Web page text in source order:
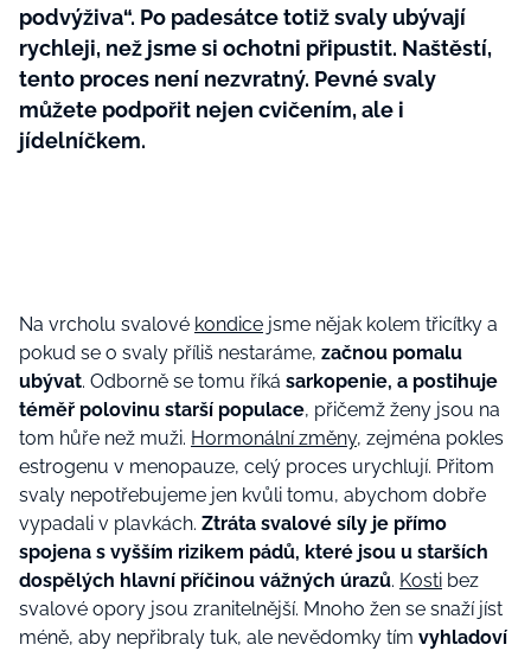
podvýživa“. Po padesátce totiž svaly ubývají
rychleji, než jsme si ochotni připustit. Naštěstí,
tento proces není nezvratný. Pevné svaly
můžete podpořit nejen cvičením, ale i
jídelníčkem.
Na vrcholu svalové kondice jsme nějak kolem třicítky a
pokud se o svaly příliš nestaráme, začnou pomalu
ubývat. Odborně se tomu říká sarkopenie, a postihuje
téměř polovinu starší populace, přičemž ženy jsou na
tom hůře než muži. Hormonální změny, zejména pokles
estrogenu v menopauze, celý proces urychlují. Přitom
svaly nepotřebujeme jen kvůli tomu, abychom dobře
vypadali v plavkách. Ztráta svalové síly je přímo
spojena s vyšším rizikem pádů, které jsou u starších
dospělých hlavní příčinou vážných úrazů. Kosti bez
svalové opory jsou zranitelnější. Mnoho žen se snaží jíst
méně, aby nepřibraly tuk, ale nevědomky tím vyhladoví